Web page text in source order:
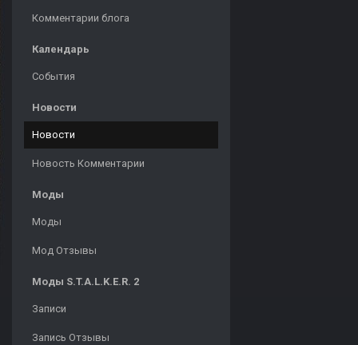
Комментарии блога
Календарь
События
Новости
Новости
Новость Комментарии
Моды
Моды
Мод Отзывы
Моды S.T.A.L.K.E.R. 2
Записи
Запись Отзывы